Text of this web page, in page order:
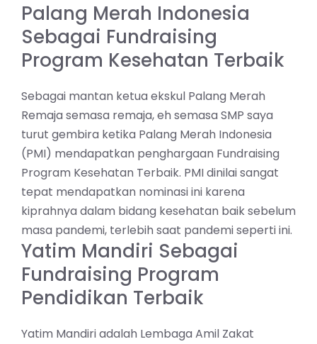
Palang Merah Indonesia
Sebagai Fundraising
Program Kesehatan Terbaik
Sebagai mantan ketua ekskul Palang Merah
Remaja semasa remaja, eh semasa SMP saya
turut gembira ketika Palang Merah Indonesia
(PMI) mendapatkan penghargaan Fundraising
Program Kesehatan Terbaik. PMI dinilai sangat
tepat mendapatkan nominasi ini karena
kiprahnya dalam bidang kesehatan baik sebelum
masa pandemi, terlebih saat pandemi seperti ini.
Yatim Mandiri Sebagai
Fundraising Program
Pendidikan Terbaik
Yatim Mandiri adalah Lembaga Amil Zakat